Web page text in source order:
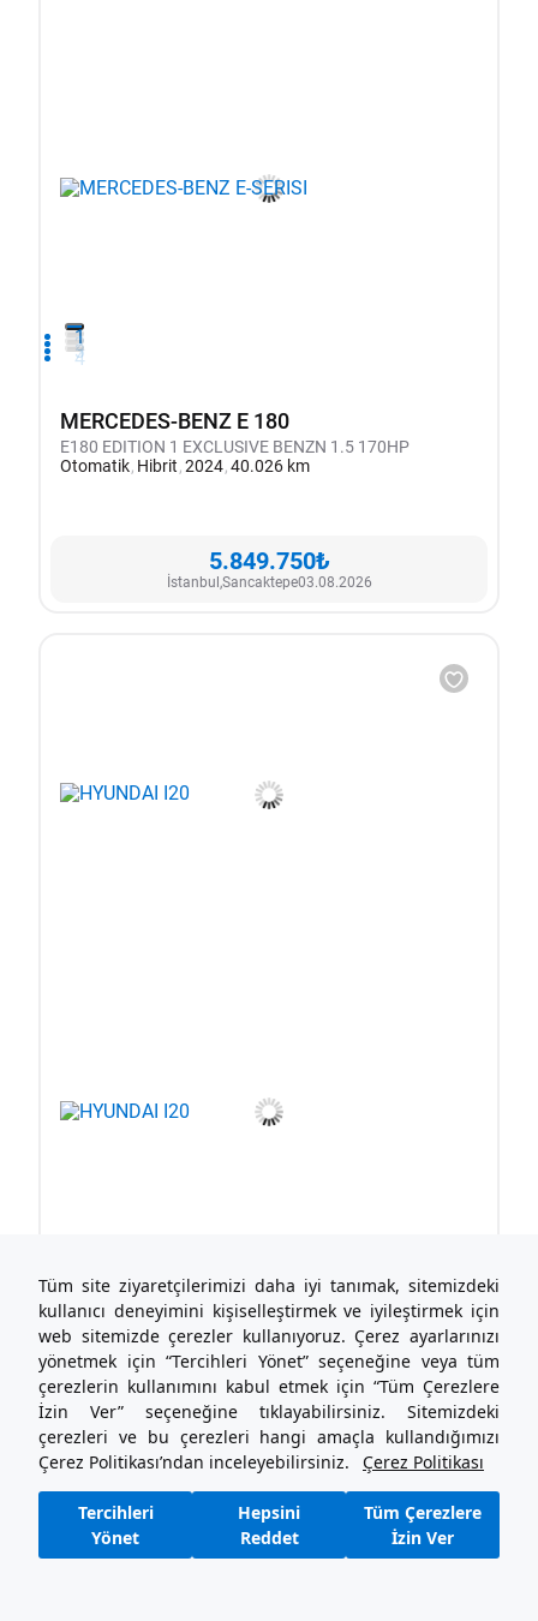
Tüm site ziyaretçilerimizi daha iyi tanımak, sitemizdeki
kullanıcı deneyimini kişiselleştirmek ve iyileştirmek için
web sitemizde çerezler kullanıyoruz. Çerez ayarlarınızı
yönetmek için “Tercihleri Yönet” seçeneğine veya tüm
çerezlerin kullanımını kabul etmek için “Tüm Çerezlere
İzin Ver” seçeneğine tıklayabilirsiniz. Sitemizdeki
çerezleri ve bu çerezleri hangi amaçla kullandığımızı
Çerez Politikası’ndan inceleyebilirsiniz.
Çerez Politikası
Tercihleri
Yönet
Hepsini
Reddet
Tüm Çerezlere
İzin Ver
1
2
3
4
MERCEDES-BENZ E 180
E180 EDITION 1 EXCLUSIVE BENZN 1.5 170HP
Otomatik Hibrit202440.026 km
5.849.750₺
İstanbul,Sancaktepe03.08.2026